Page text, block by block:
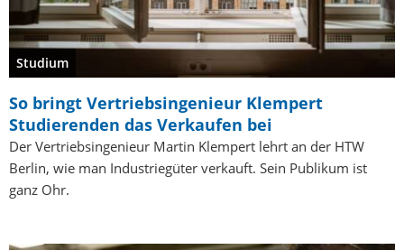
Studium
So bringt Vertriebsingenieur Klempert
Studierenden das Verkaufen bei
Der Vertriebsingenieur Martin Klempert lehrt an der HTW
Berlin, wie man Industriegüter verkauft. Sein Publikum ist
ganz Ohr.